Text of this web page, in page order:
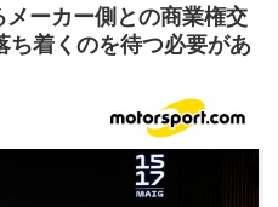
ーカー側との商業権交
ち着くのを待つ必要があ